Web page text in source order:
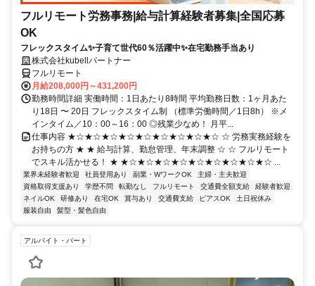
フルリモート労務事務|給与計算経験者募集|全国応募
OK
フレックスタイム✨子育て世代60％活躍中✨在宅勤務手当あり
株式会社kubellパートナー
フルリモート
月給208,000円～431,200円
勤務時間詳細 実働時間：1日あたり8時間 平均勤務日数：1ヶ月あた
り18日 〜 20日 フレックスタイム制 （標準労働時間／1日8h） ※メ
インタイム／10：00～16：00 ◎残業少なめ！ 月平...
仕事内容 ★☆★☆★☆★☆★☆★☆★☆★☆★☆ ☆ 労務実務経験を
お持ちの方 ★ ★ 給与計算、勤怠管理、年末調整 ☆ ☆ フルリモート
でスキル活かせる！ ★ ★☆★☆★☆★☆★☆★☆★☆★☆★☆ ...
業界未経験者歓迎 社員登用あり 副業・WワークOK
主婦・主夫歓迎
資格取得支援あり
学歴不問 転勤なし フルリモート 交通費全額支給
経験者歓迎
ネイルOK
研修あり 在宅OK 賞与あり 交通費支給 ピアスOK
土日祝休み
服装自由
髪型・髪色自由
アルバイト・パート